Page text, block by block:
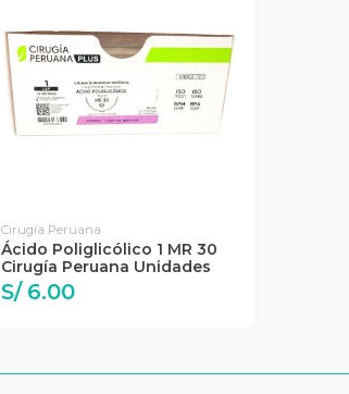
Cirugía Peruana
Ácido Poliglicólico 1 MR 30
Cirugía Peruana Unidades
S/ 6.00